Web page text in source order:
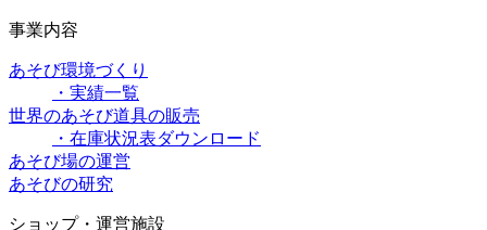
事業内容
あそび環境づくり
・実績一覧
世界のあそび道具の販売
・在庫状況表ダウンロード
あそび場の運営
あそびの研究
ショップ・運営施設